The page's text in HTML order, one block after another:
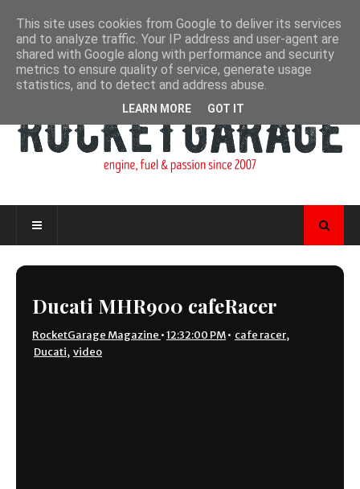
Ducati MHR900 cafeRacer
RocketGarage Magazine •12:32:00 PM• cafe racer,
Ducati, video
This site uses cookies from Google to deliver its services
and to analyze traffic. Your IP address and user-agent are
shared with Google along with performance and security
metrics to ensure quality of service, generate usage
statistics, and to detect and address abuse.
LEARN MORE GOT IT